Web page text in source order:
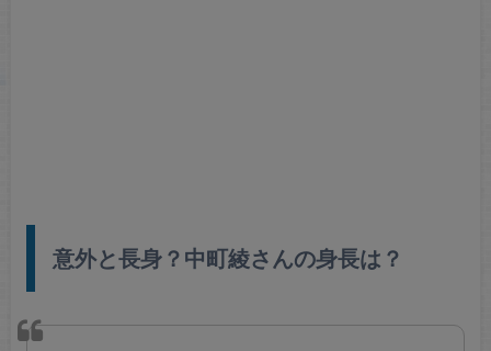
意外と長身？中町綾さんの身長は？